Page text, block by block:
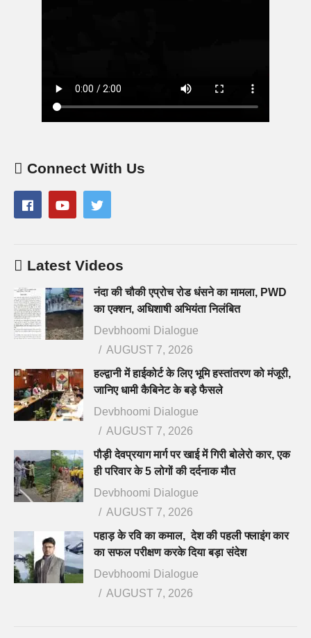
Connect With Us
Latest Videos
नंदा की चौकी एप्रोच रोड धंसने का मामला, PWD
का एक्शन, अधिशाषी अभियंता निलंबित
Devbhoomi Dialogue
AUGUST 7, 2026
हल्द्वानी में हाईकोर्ट के लिए भूमि हस्तांतरण को मंजूरी,
जानिए धामी कैबिनेट के बड़े फैसले
Devbhoomi Dialogue
AUGUST 7, 2026
पौड़ी देवप्रयाग मार्ग पर खाई में गिरी बोलेरो कार, एक
ही परिवार के 5 लोगों की दर्दनाक मौत
Devbhoomi Dialogue
AUGUST 7, 2026
पहाड़ के रवि का कमाल, देश की पहली फ्लाइंग कार
का सफल परीक्षण करके दिया बड़ा संदेश
Devbhoomi Dialogue
AUGUST 7, 2026